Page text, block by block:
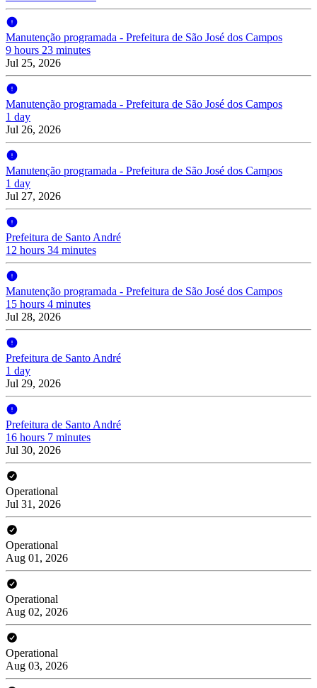
Manutenção programada - Prefeitura de São José dos Campos
9 hours 23 minutes
Jul 25, 2026
Manutenção programada - Prefeitura de São José dos Campos
1 day
Jul 26, 2026
Manutenção programada - Prefeitura de São José dos Campos
1 day
Jul 27, 2026
Prefeitura de Santo André
12 hours 34 minutes
Manutenção programada - Prefeitura de São José dos Campos
15 hours 4 minutes
Jul 28, 2026
Prefeitura de Santo André
1 day
Jul 29, 2026
Prefeitura de Santo André
16 hours 7 minutes
Jul 30, 2026
Operational
Jul 31, 2026
Operational
Aug 01, 2026
Operational
Aug 02, 2026
Operational
Aug 03, 2026